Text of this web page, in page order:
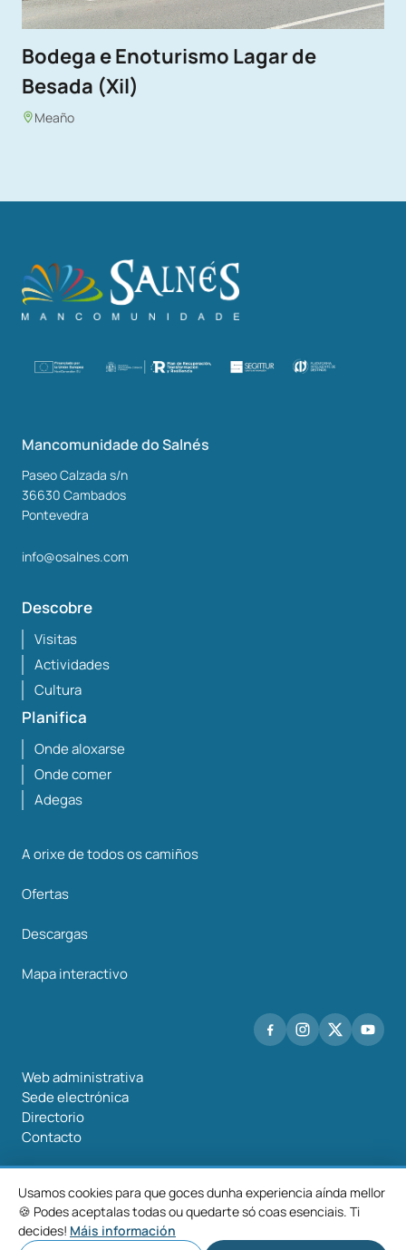
Bodega e Enoturismo Lagar de
Besada (Xil)
Meaño
Mancomunidade do Salnés
Paseo Calzada s/n
36630 Cambados
Pontevedra
info@osalnes.com
Descobre
Visitas
Actividades
Cultura
Planifica
Onde aloxarse
Onde comer
Adegas
A orixe de todos os camiños
Ofertas
Descargas
Mapa interactivo
Web administrativa
Sede electrónica
Directorio
Contacto
©2026 Mancomunidade O Salnés
Aviso
Política de
Política de
Configurar
Usamos cookies para que goces dunha experiencia aínda mellor
🍪 Podes aceptalas todas ou quedarte só coas esenciais. Ti
decides! Máis información